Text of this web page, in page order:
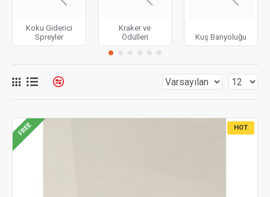
Koku Giderici
Spreyler
Kraker ve
Ödülleri
Kuş Banyoluğu
HOT
FREE